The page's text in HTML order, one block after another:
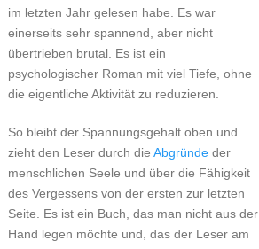
im letzten Jahr gelesen habe. Es war
einerseits sehr spannend, aber nicht
übertrieben brutal. Es ist ein
psychologischer Roman mit viel Tiefe, ohne
die eigentliche Aktivität zu reduzieren.
So bleibt der Spannungsgehalt oben und
zieht den Leser durch die Abgründeder
menschlichen Seele und über die Fähigkeit
des Vergessens von der ersten zur letzten
Seite. Es ist ein Buch, das man nicht aus der
Hand legen möchte und, das der Leser am